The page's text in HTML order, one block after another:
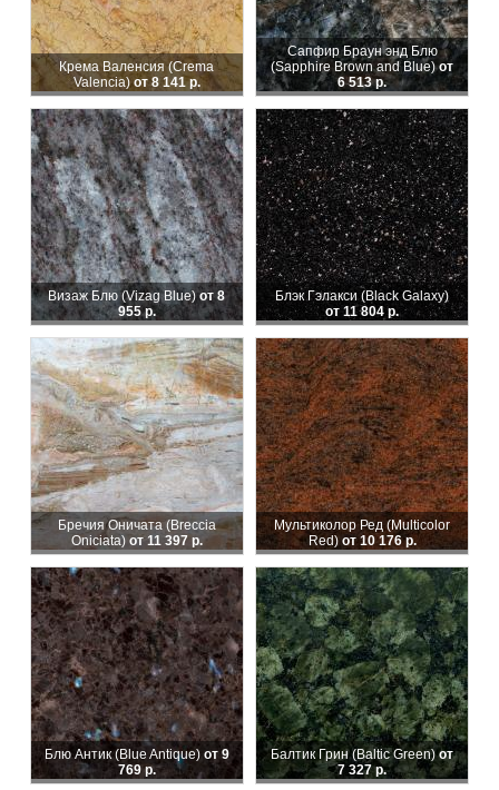
Крема Валенсия (Crema
Valencia)от 8 141 р.
Сапфир Браун энд Блю
(Sapphire Brown and Blue)от
6 513 р.
Визаж Блю (Vizag Blue)от 8
955 р.
Блэк Гэлакси (Black Galaxy)
от 11 804 р.
Бречия Оничата (Breccia
Oniciata) от 11 397 р.
Мультиколор Ред (Multicolor
Red) от 10 176 р.
Блю Антик (Blue Antique) от 9
769 р.
Балтик Грин (Baltic Green)от
7 327 р.